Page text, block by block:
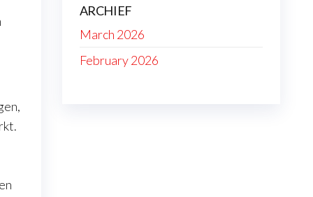
ARCHIEF
March 2026
February 2026